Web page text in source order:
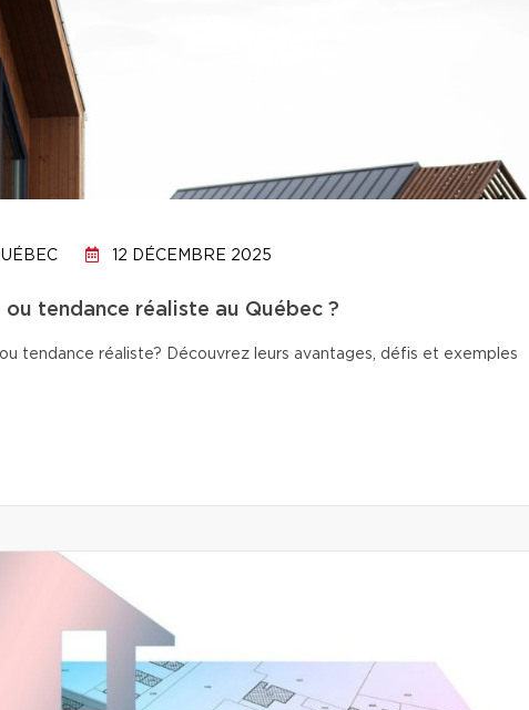
12 DÉCEMBRE 2025
ou tendance réaliste au Québec ?
tendance réaliste? Découvrez leurs avantages, défis et exemples